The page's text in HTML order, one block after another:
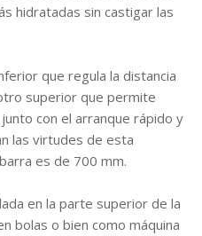
hidratadas sin castigar las
que regula la distancia
superior que permite
con el arranque rápido y
las virtudes de esta
es de 700 mm.
en la parte superior de la
bolas o bien como máquina